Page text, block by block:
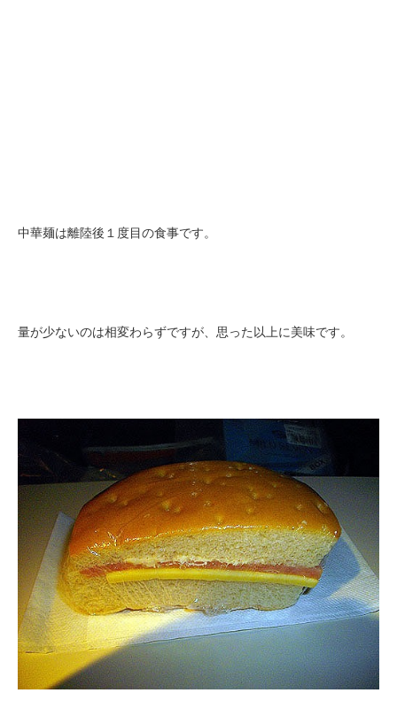
中華麺は離陸後１度目の食事です。
量が少ないのは相変わらずですが、思った以上に美味です。